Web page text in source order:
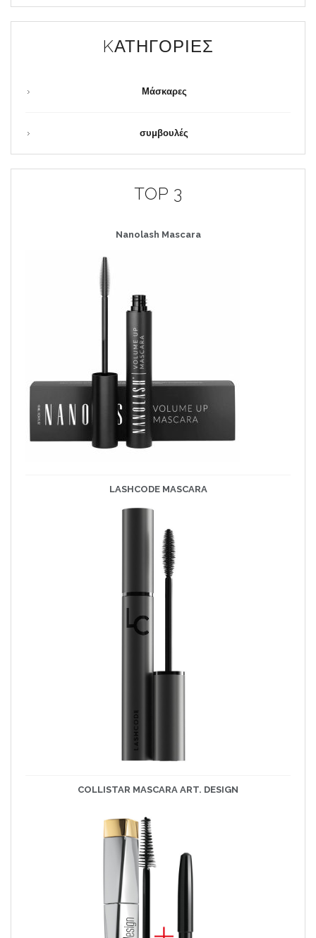
KΑΤΗΓΟΡΊΕΣ
Μάσκαρες
συμβουλές
TOP 3
Nanolash Mascara
LASHCODEMASCARA
COLLISTAR MASCARA ART. DESIGN